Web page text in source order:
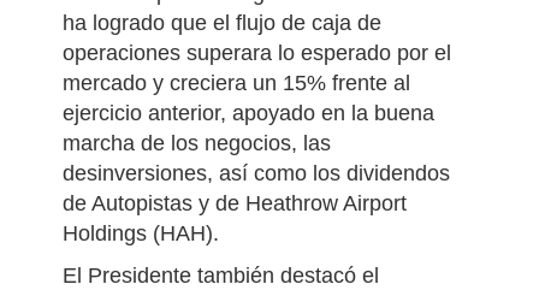
ha logrado que el flujo de caja de
operaciones superara lo esperado por el
mercado y creciera un 15% frente al
ejercicio anterior, apoyado en la buena
marcha de los negocios, las
desinversiones, así como los dividendos
de Autopistas y de Heathrow Airport
Holdings (HAH).
El Presidente también destacó el